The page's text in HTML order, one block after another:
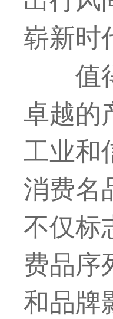
崭新时
值
卓越的
工业和
消费名
不仅标
费品序
和品牌